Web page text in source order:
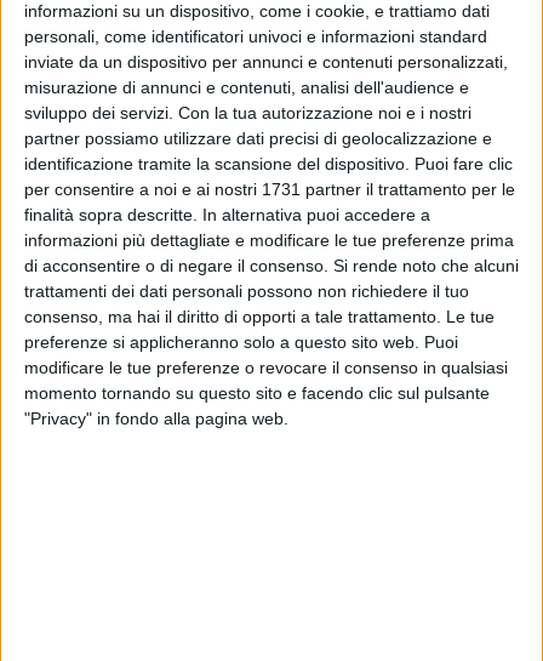
informazioni su un dispositivo, come i cookie, e trattiamo dati
personali, come identificatori univoci e informazioni standard
inviate da un dispositivo per annunci e contenuti personalizzati,
misurazione di annunci e contenuti, analisi dell'audience e
sviluppo dei servizi. Con la tua autorizzazione noi e i nostri
partner possiamo utilizzare dati precisi di geolocalizzazione e
identificazione tramite la scansione del dispositivo. Puoi fare clic
per consentire a noi e ai nostri 1731 partner il trattamento per le
finalità sopra descritte. In alternativa puoi accedere a
informazioni più dettagliate e modificare le tue preferenze prima
di acconsentire o di negare il consenso. Si rende noto che alcuni
trattamenti dei dati personali possono non richiedere il tuo
consenso, ma hai il diritto di opporti a tale trattamento. Le tue
preferenze si applicheranno solo a questo sito web. Puoi
modificare le tue preferenze o revocare il consenso in qualsiasi
momento tornando su questo sito e facendo clic sul pulsante
"Privacy" in fondo alla pagina web.
I componenti della Youth Academy Bisceglie insieme per
combattere il Coronavirus. E miglior soluzione è quella di
rappresentare il più fulgido esempio per tutti coloro che
stanno vivendo questo momento di difficoltà, facilmente
superabile se si va insieme verso un'unica direzione.
Restare a casa, cautelarsi per evitare contagi e per tutelarsi, è
il primo obiettivo fondamentale e per questo motivo che
l'Accademia calcistica presieduta da Carmine Rumma ha
pubblicato sulla propria pagina ufficiale un video in cui tutti i
piccoli atleti e lo staff tecnico invitano amici, appassionati di